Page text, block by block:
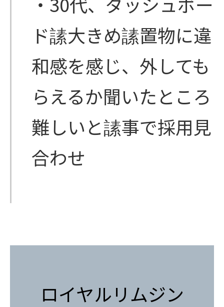
ド䛾大きめ䛾置物に違
和感を感じ、外しても
らえるか聞いたところ
難しいと䛾事で採用見
合わせ
ロイヤルリムジン